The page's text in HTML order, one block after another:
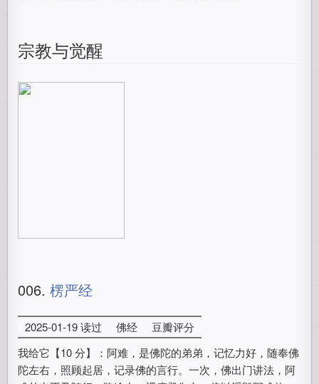
宗教与觉醒
006.楞严经
2025-01-19 读过 佛经
豆瓣评分
我给它【10 分】：阿难，是佛陀的弟弟，记忆力好，随奉佛
陀左右，照顾起居，记录佛的言行。一次，佛出门讲法，阿